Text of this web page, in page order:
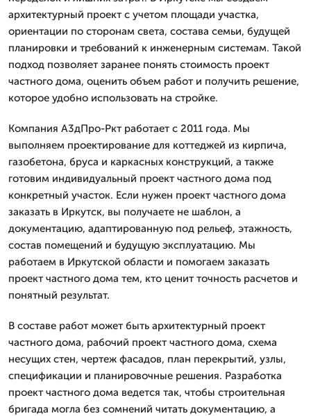
архитектурный проект с учетом площади участка,
ориентации по сторонам света, состава семьи, будущей
планировки и требований к инженерным системам. Такой
подход позволяет заранее понять стоимость проект
частного дома, оценить объем работ и получить решение,
которое удобно использовать на стройке.
Компания А3дПро-Ркт работает с 2011 года. Мы
выполняем проектирование для коттеджей из кирпича,
газобетона, бруса и каркасных конструкций, а также
готовим индивидуальный проект частного дома под
конкретный участок. Если нужен проект частного дома
заказать в Иркутск, вы получаете не шаблон, а
документацию, адаптированную под рельеф, этажность,
состав помещений и будущую эксплуатацию. Мы
работаем в Иркутской области и помогаем заказать
проект частного дома тем, кто ценит точность расчетов и
понятный результат.
В составе работ может быть архитектурный проект
частного дома, рабочий проект частного дома, схема
несущих стен, чертеж фасадов, план перекрытий, узлы,
спецификации и планировочные решения. Разработка
проект частного дома ведется так, чтобы строительная
бригада могла без сомнений читать документацию, а